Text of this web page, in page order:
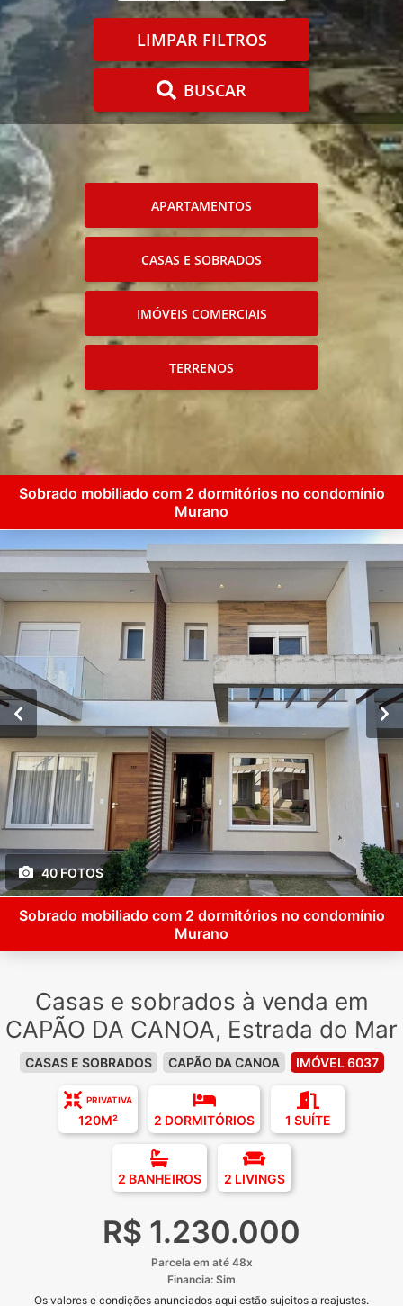
LIMPAR FILTROS
BUSCAR
APARTAMENTOS
CASAS E SOBRADOS
IMÓVEIS COMERCIAIS
TERRENOS
Sobrado mobiliado com 2 dormitórios no condomínio
Murano
40 FOTOS
Sobrado mobiliado com 2 dormitórios no condomínio
Murano
Casas e sobrados à venda em
CAPÃO DA CANOA, Estrada do Mar
CASAS E SOBRADOS CAPÃO DA CANOA IMÓVEL 6037
PRIVATIVA
120M² 2 DORMITÓRIOS 1 SUÍTE
2 BANHEIROS 2 LIVINGS
R$ 1.230.000
Parcela em até 48x
Financia: Sim
Os valores e condições anunciados aqui estão sujeitos a reajustes.